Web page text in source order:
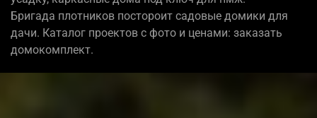
Бригада плотников постороит садовые домики для
дачи. Каталог проектов с фото и ценами: заказать
домокомплект.